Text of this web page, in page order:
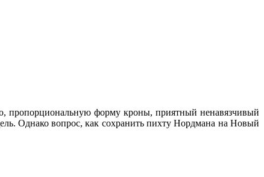
пропорциональную форму кроны, приятный ненавязчивый
Однако вопрос, как сохранить пихту Нордмана на Новый